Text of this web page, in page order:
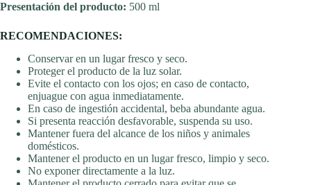
Presentación del producto: 500 ml
RECOMENDACIONES:
Conservar en un lugar fresco y seco.
Proteger el producto de la luz solar.
Evite el contacto con los ojos; en caso de contacto,
enjuague con agua inmediatamente.
En caso de ingestión accidental, beba abundante agua.
Si presenta reacción desfavorable, suspenda su uso.
Mantener fuera del alcance de los niños y animales
domésticos.
Mantener el producto en un lugar fresco, limpio y seco.
No exponer directamente a la luz.